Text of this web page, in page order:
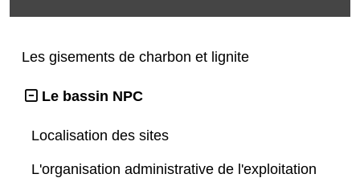
Les gisements de charbon et lignite
Le bassin NPC
Localisation des sites
L'organisation administrative de l'exploitation